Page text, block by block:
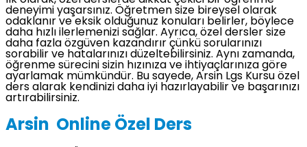
deneyimi yaşarsınız. Öğretmen size bireysel olarak
odaklanır ve eksik olduğunuz konuları belirler, böylece
daha hızlı ilerlemenizi sağlar. Ayrıca, özel dersler size
daha fazla özgüven kazandırır çünkü sorularınızı
sorabilir ve hatalarınızı düzeltebilirsiniz. Aynı zamanda,
öğrenme sürecini sizin hızınıza ve ihtiyaçlarınıza göre
ayarlamak mümkündür. Bu sayede, Arsin Lgs Kursu özel
ders alarak kendinizi daha iyi hazırlayabilir ve başarınızı
artırabilirsiniz.
Arsin Online Özel Ders